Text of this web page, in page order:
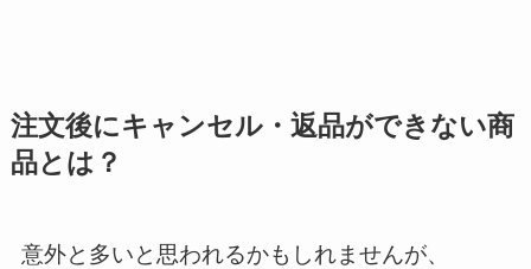
注文後にキャンセル・返品ができない商
品とは？
意外と多いと思われるかもしれませんが、